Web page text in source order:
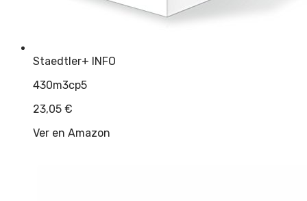
Staedtler+ INFO
430m3cp5
23,05 €
Ver en Amazon